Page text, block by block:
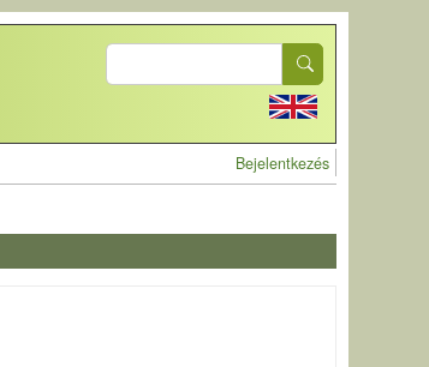
Search
User account
Bejelentkezés